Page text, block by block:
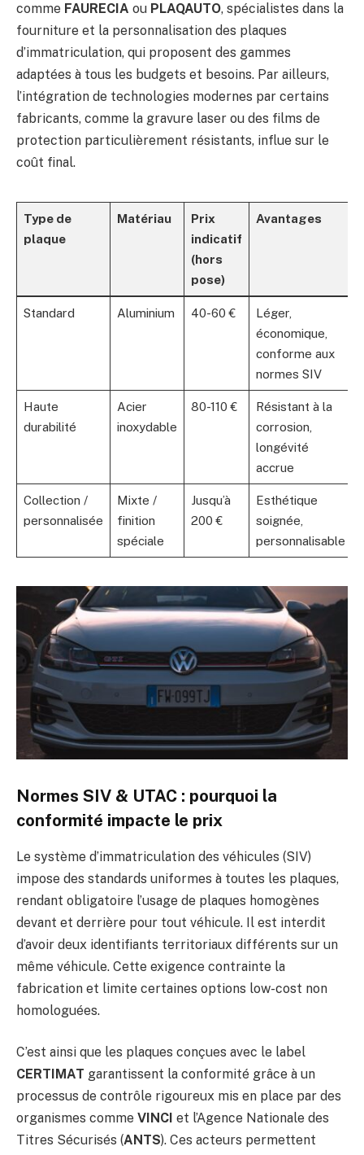
comme FAURECIA ou PLAQAUTO, spécialistes dans la
fourniture et la personnalisation des plaques
d’immatriculation, qui proposent des gammes
adaptées à tous les budgets et besoins. Par ailleurs,
l’intégration de technologies modernes par certains
fabricants, comme la gravure laser ou des films de
protection particulièrement résistants, influe sur le
coût final.
Type de
plaque
Matériau
Prix
indicatif
(hors
pose)
Avantages
Standard Aluminium 40-60 €
Léger,
économique,
conforme aux
normes SIV
Haute
durabilité
Acier
inoxydable
80-110 €
Résistant à la
corrosion,
longévité
accrue
Collection /
personnalisée
Mixte /
finition
spéciale
Jusqu’à
200 €
Esthétique
soignée,
personnalisable
Normes SIV & UTAC : pourquoi la
conformité impacte le prix
Le système d’immatriculation des véhicules (SIV)
impose des standards uniformes à toutes les plaques,
rendant obligatoire l’usage de plaques homogènes
devant et derrière pour tout véhicule. Il est interdit
d’avoir deux identifiants territoriaux différents sur un
même véhicule. Cette exigence contrainte la
fabrication et limite certaines options low-cost non
homologuées.
C’est ainsi que les plaques conçues avec le label
CERTIMAT garantissent la conformité grâce à un
processus de contrôle rigoureux mis en place par des
organismes comme VINCI et l’Agence Nationale des
Titres Sécurisés (ANTS). Ces acteurs permettent